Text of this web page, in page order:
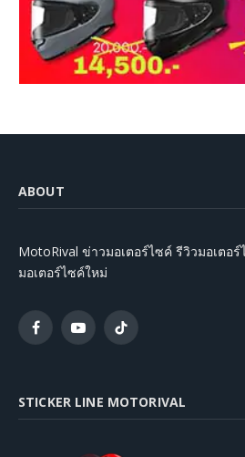
ABOUT
MotoRival ข่าวมอเตอร์ไซค์ รีวิวมอเตอ
มอเตอร์ไซค์ใหม่
FacebookYouTubeTikTok
STICKER LINE MOTORIVAL